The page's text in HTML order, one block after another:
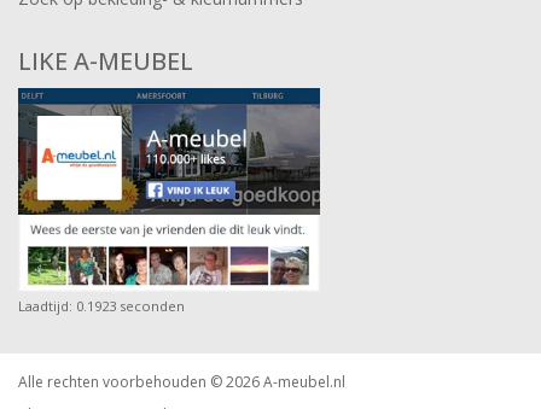
LIKE A-MEUBEL
Laadtijd: 0.1923 seconden
Alle rechten voorbehouden © 2026A-meubel.nl